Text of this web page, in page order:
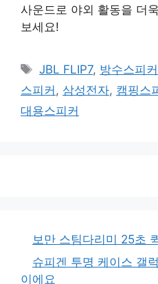
사운드로 야외 활동을 더
보세요!
태
그
JBL FLIP7, 방수스피커
스피커 , 삼성전자, 캠핑스
대용스피커
보만 스팀다리미 25초
슈피겐 투명 케이스 갤
이에요